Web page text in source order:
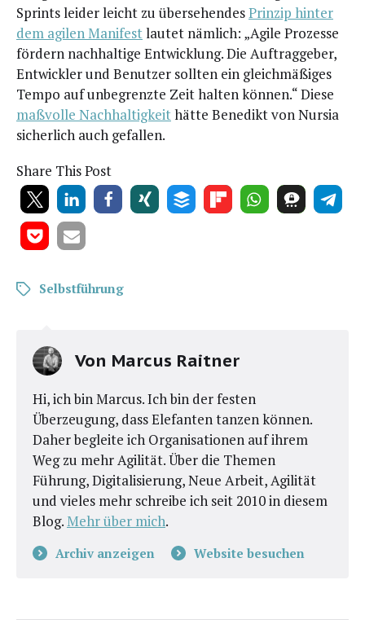
Sprints lei­der leicht zu über­se­hen­desPrin­zip hin­ter
dem agi­len Mani­fest lau­tet näm­lich: „Agi­le Pro­zes­se
för­dern nach­hal­ti­ge Ent­wick­lung. Die Auf­trag­ge­ber,
Ent­wick­ler und Benut­zer soll­ten ein gleich­mä­ßi­ges
Tem­po auf unbe­grenz­te Zeit hal­ten kön­nen.“ Die­se
maß­vol­le Nach­hal­tig­keit hät­te Bene­dikt von Nur­sia
sicher­lich auch gefallen.
Share This Post
Selbstführung
Von Marcus Raitner
Hi, ich bin Marcus. Ich bin der festen
Überzeugung, dass Elefanten tanzen können.
Daher begleite ich Organisationen auf ihrem
Weg zu mehr Agilität. Über die Themen
Führung, Digitalisierung, Neue Arbeit, Agilität
und vieles mehr schreibe ich seit 2010 in diesem
Blog.Mehr über mich.
Archiv anzeigen Website besuchen